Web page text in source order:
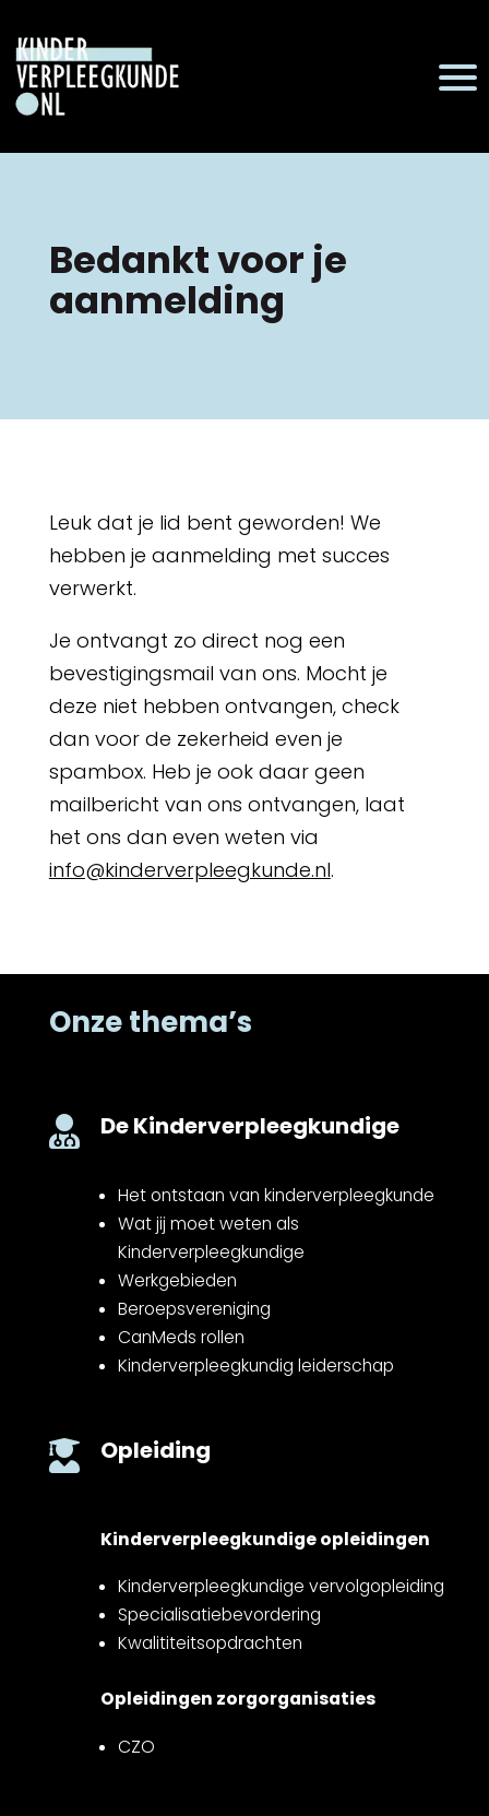
Bedankt voor je
aanmelding
Leuk dat je lid bent geworden! We
hebben je aanmelding met succes
verwerkt.
Je ontvangt zo direct nog een
bevestigingsmail van ons. Mocht je
deze niet hebben ontvangen, check
dan voor de zekerheid even je
spambox. Heb je ook daar geen
mailbericht van ons ontvangen, laat
het ons dan even weten via
info@kinderverpleegkunde.nl.
Onze thema’s
 De Kinderverpleegkundige
Het ontstaan van kinderverpleegkunde
Wat jij moet weten als
Kinderverpleegkundige
Werkgebieden
Beroepsvereniging
CanMeds rollen
Kinderverpleegkundig leiderschap
 Opleiding
Kinderverpleegkundige opleidingen
Kinderverpleegkundige vervolgopleiding
Specialisatiebevordering
Kwalititeitsopdrachten
Opleidingen zorgorganisaties
CZO